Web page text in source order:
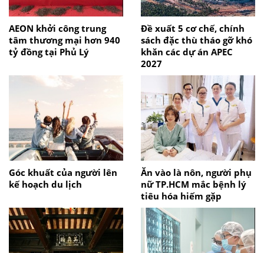
AEON khởi công trung
tâm thương mại hơn 940
tỷ đồng tại Phủ Lý
Đề xuất 5 cơ chế, chính
sách đặc thù tháo gỡ khó
khăn các dự án APEC
2027
Góc khuất của người lên
kế hoạch du lịch
Ăn vào là nôn, người phụ
nữ TP.HCM mắc bệnh lý
tiêu hóa hiếm gặp